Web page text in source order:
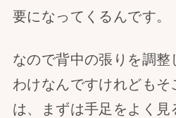
要になってくるんです。
なので背中の張りを調
わけなんですけれどもそ
は、まずは手足をよく見